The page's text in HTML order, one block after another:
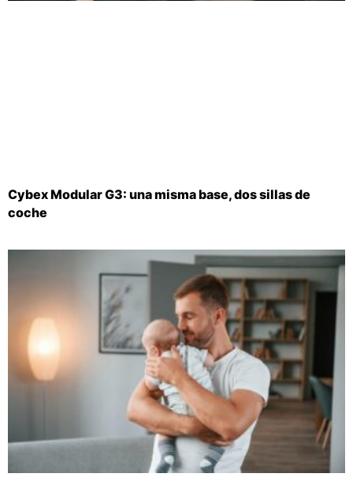
Cybex Modular G3: una misma base, dos sillas de
coche